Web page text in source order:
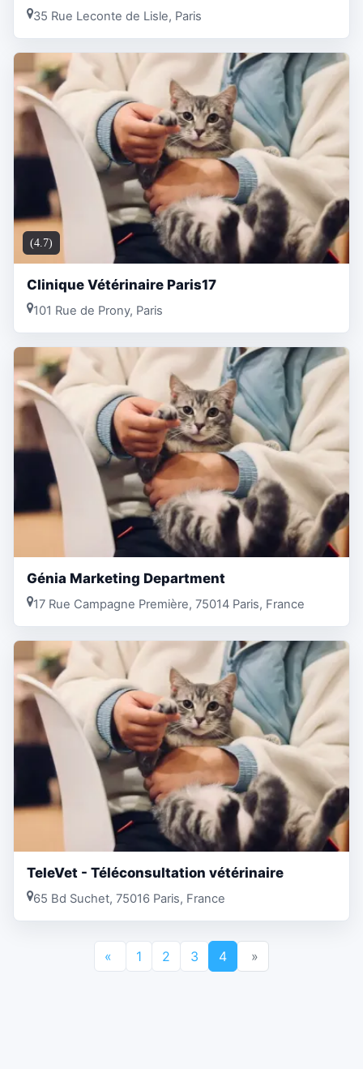
35 Rue Leconte de Lisle, Paris
(4.7)
Clinique Vétérinaire Paris17
101 Rue de Prony, Paris
Génia Marketing Department
17 Rue Campagne Première, 75014 Paris, France
TeleVet - Téléconsultation vétérinaire
65 Bd Suchet, 75016 Paris, France
« 1 2 3 4 »